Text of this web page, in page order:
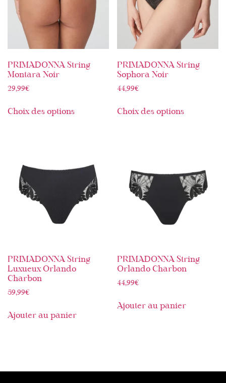
PRIMADONNA String
Montara Noir
29,99€
Choix des options
PRIMADONNA String
Sophora Noir
44,99€
Choix des options
PRIMADONNA String
Luxueux Orlando
Charbon
59,99€
Ajouter au panier
PRIMADONNA String
Orlando Charbon
44,99€
Ajouter au panier